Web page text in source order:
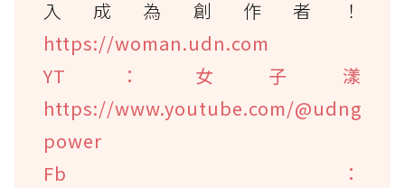
入成為創作者！
https://woman.udn.com
YT：女子漾
https://www.youtube.com/@udng
power
Fb：